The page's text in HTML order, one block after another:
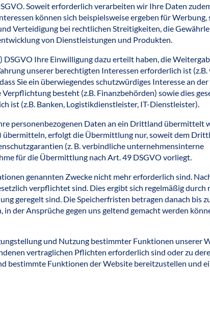
Soweit erforderlich verarbeiten wir Ihre Daten
können sich beispielsweise ergeben für Werbung,
Verteidigung bei rechtlichen Streitigkeiten, die
von Dienstleistungen und Produkten.
Ihre Einwilligung dazu erteilt haben, die
unserer berechtigten Interessen erforderlich ist
Sie ein überwiegendes schutzwürdiges Interesse an
besteht (z.B. Finanzbehörden) sowie dies
ist (z.B. Banken, Logistikdienstleister, IT-Dienstleister).
personenbezogenen Daten an ein Drittland übermittelt
erfolgt die Übermittlung nur, soweit dem
(z. B. verbindliche unternehmensinterne
für die Übermittlung nach Art. 49 DSGVO vorliegt.
genannten Zwecke nicht mehr erforderlich sind.
verpflichtet sind. Dies ergibt sich regelmäßig durch
geregelt sind. Die Speicherfristen betragen danach bis
der Ansprüche gegen uns geltend gemacht werden
und Nutzung bestimmter Funktionen unserer
vertraglichen Pflichten erforderlich sind oder zu
bestimmte Funktionen der Website bereitzustellen und